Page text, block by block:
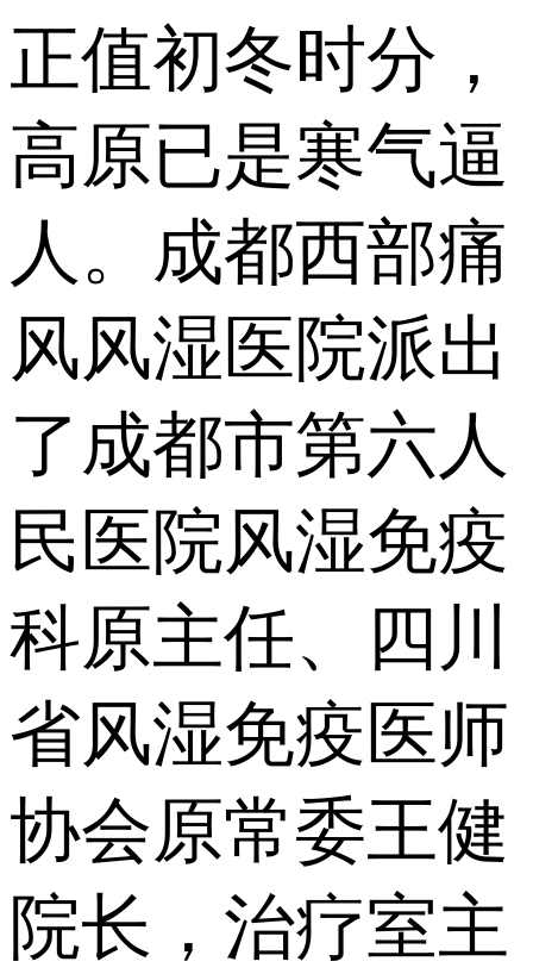
正值初冬时分，
高原已是寒气逼
人。成都西部痛
风风湿医院派出
了成都市第六人
民医院风湿免疫
科原主任、四川
省风湿免疫医师
协会原常委王健
院长，治疗室主